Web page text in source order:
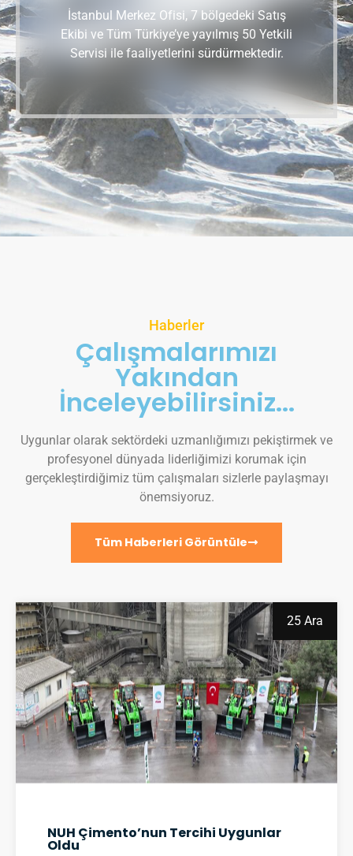
İstanbul Merkez Ofisi, 7 bölgedeki Satış
Ekibi ve Tüm Türkiye’ye yayılmış 50 Yetkili
Servisi ile faaliyetlerini sürdürmektedir.
Haberler
Çalışmalarımızı
Yakından
İnceleyebilirsiniz...
Uygunlar olarak sektördeki uzmanlığımızı pekiştirmek ve
profesyonel dünyada liderliğimizi korumak için
gerçekleştirdiğimiz tüm çalışmaları sizlerle paylaşmayı
önemsiyoruz.
Tüm Haberleri Görüntüle
25 Ara
NUH Çimento’nun Tercihi Uygunlar
Oldu